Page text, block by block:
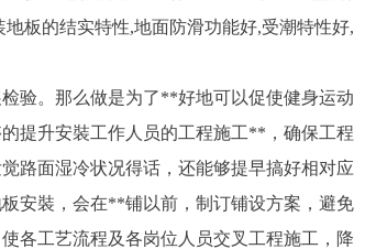
板的结实特性,地面防滑功能好,受潮特性好,
验。那么做是为了**好地可以促使健身运动
提升安裝工作人员的工程施工**，确保工程
路面湿冷状况得话，还能够提早搞好相对应
安裝，会在**铺以前，制订铺设方案，避免
各工艺流程及各岗位人员交叉工程施工，降